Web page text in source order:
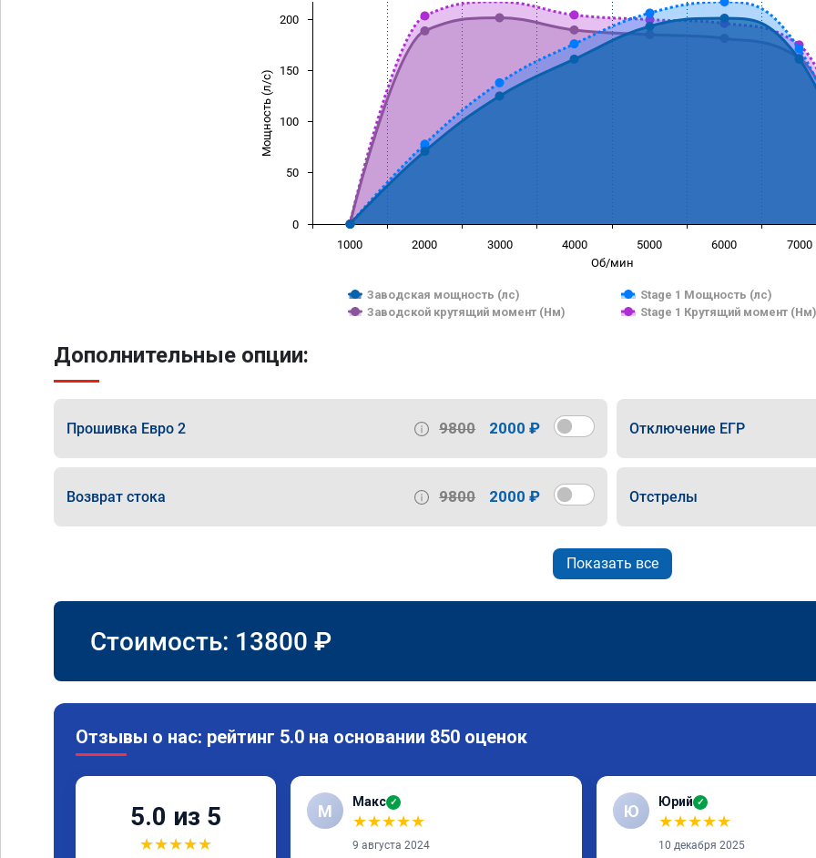
Об/мин
Мощность (л/с)
Заводская мощность (лс)
Stage 1 Мощность (лс)
Заводской крутящий момент (Нм)
Stage 1 Крутящий момент (Нм)
1000 2000 3000 4000 5000 6000 7000
0
50
100
150
200
Дополнительные опции:
Прошивка Евро 2 9800 2000 ₽ Отключение ЕГР
Возврат стока 9800 2000 ₽ Отстрелы
Показать все
Стоимость: 13800 ₽
Отзывы о нас: рейтинг 5.0 на основании 850 оценок
5.0 из 5
★★★★★
М Макс ✓
★★★★★
9 августа 2024
Ю Юрий ✓
★★★★★
10 декабря 2025